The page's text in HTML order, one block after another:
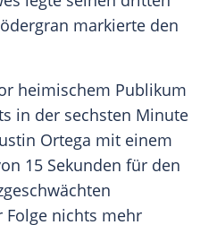
markierte den
heimischem Publikum
in der sechsten Minute
Ortega mit einem
15 Sekunden für den
nichts mehr